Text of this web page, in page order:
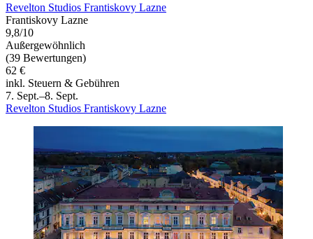
Revelton Studios Frantiskovy Lazne
Frantiskovy Lazne
9,8/10
Außergewöhnlich
(39 Bewertungen)
62 €
inkl. Steuern & Gebühren
7. Sept.–8. Sept.
Revelton Studios Frantiskovy Lazne